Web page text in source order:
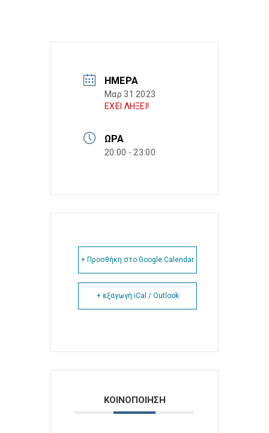
ΗΜΈΡΑ
Μαρ 31 2023
ΕΧΕΙ ΛΗΞΕΙ!
ΏΡΑ
20:00 - 23:00
+ Προσθήκη στο Google Calendar
+ εξαγωγή iCal / Outlook
ΚΟΙΝΟΠΟΙΗΣΗ